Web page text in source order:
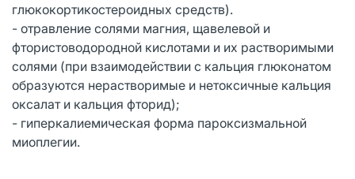
глюкокортикостероидных средств).
- отравление солями магния, щавелевой и
фтористоводородной кислотами и их растворимыми
солями (при взаимодействии с кальция глюконатом
образуются нерастворимые и нетоксичные кальция
оксалат и кальция фторид);
- гиперкалиемическая форма пароксизмальной
миоплегии.